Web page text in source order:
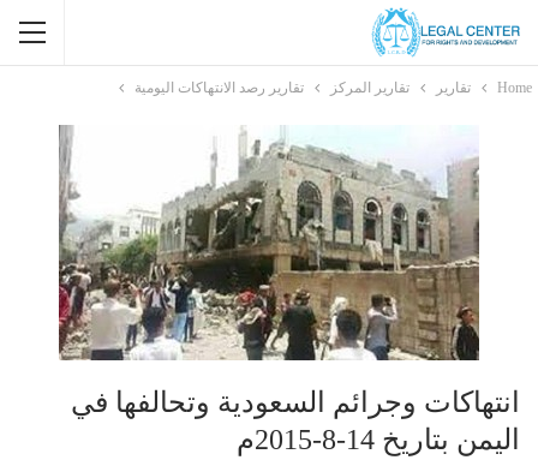
Home تقارير تقارير المركز تقارير رصد الانتهاكات اليومية
انتهاكات وجرائم السعودية وتحالفها في
اليمن بتاريخ 14-8-2015م